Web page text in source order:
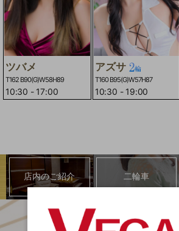
ツバメ
T162 B90(G)W58H89
10:30 - 17:00
アズサ
T160 B95(G)W57H87
10:30 - 19:00
店内のご紹介 二輪車